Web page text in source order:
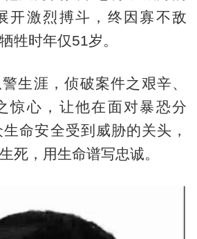
开激烈搏斗，终因寡不敌
牲时年仅51岁。
生涯，侦破案件之艰辛、
惊心，让他在面对暴恐分
命安全受到威胁的关头，
死，用生命谱写忠诚。